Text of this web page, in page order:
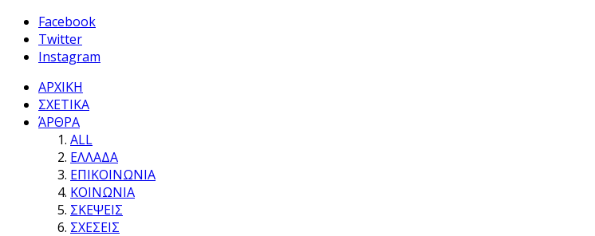
Facebook
Twitter
Instagram
ΑΡΧΙΚΗ
ΣΧΕΤΙΚΑ
ΆΡΘΡΑ
ALL
ΕΛΛΑΔΑ
ΕΠΙΚΟΙΝΩΝΙΑ
ΚΟΙΝΩΝΙΑ
ΣΚΕΨΕΙΣ
ΣΧΕΣΕΙΣ